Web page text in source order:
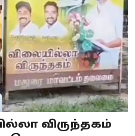
விருந்தகம்